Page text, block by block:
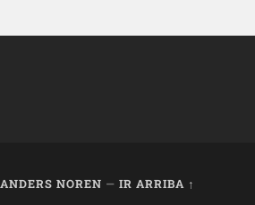
ANDERS NOREN — IR ARRIBA ↑